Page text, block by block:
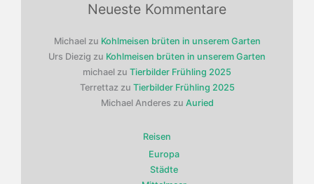
Neueste Kommentare
Michael zu Kohlmeisen brüten in unserem Garten
Urs Diezig zu Kohlmeisen brüten in unserem Garten
michael zu Tierbilder Frühling 2025
Terrettaz zu Tierbilder Frühling 2025
Michael Anderes zu Auried
Reisen
Europa
Städte